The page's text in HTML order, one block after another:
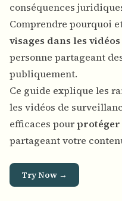
conséquences
Comprendre pourquoi
visages dans les vidéos
personne partageant
publiquement.
Ce guide explique les
les vidéos de
efficaces pour protéger
partageant votre
Try Now →